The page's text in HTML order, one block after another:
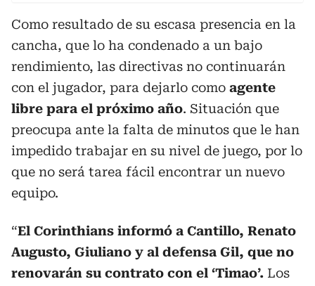
Como resultado de su escasa presencia en la
cancha, que lo ha condenado a un bajo
rendimiento, las directivas no continuarán
con el jugador, para dejarlo como agente
libre para el próximo año. Situación que
preocupa ante la falta de minutos que le han
impedido trabajar en su nivel de juego, por lo
que no será tarea fácil encontrar un nuevo
equipo.
“El Corinthians informó a Cantillo, Renato
Augusto, Giuliano y al defensa Gil, que no
renovarán su contrato con el ‘Timao’. Los